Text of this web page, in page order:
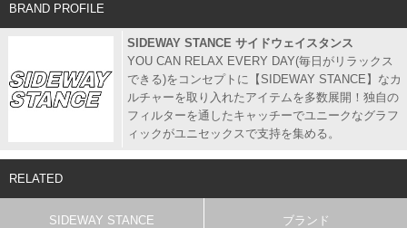
BRAND PROFILE
SIDEWAY STANCE サイドウェイスタンス
YOU CAN RELAX EVERY DAY(毎日がリラックス
できる)をコンセプトに【SIDEWAY STANCE】なカ
ルチャーを取り入れたアイテムを多数展開！独自の
フィルターを通したキャッチーでユニークなグラフ
ィックがユニセックスで支持を集める。
RELATED
SIDEWAY STANCE
ブランド